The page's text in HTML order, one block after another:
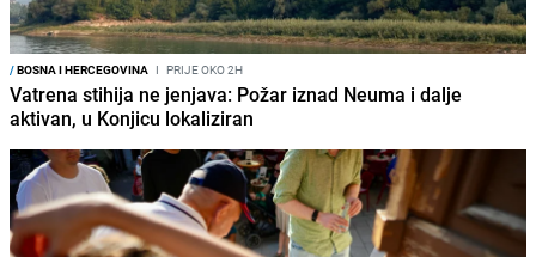
/BOSNA I HERCEGOVINA I PRIJE OKO 2H
Vatrena stihija ne jenjava: Požar iznad Neuma i dalje
aktivan, u Konjicu lokaliziran